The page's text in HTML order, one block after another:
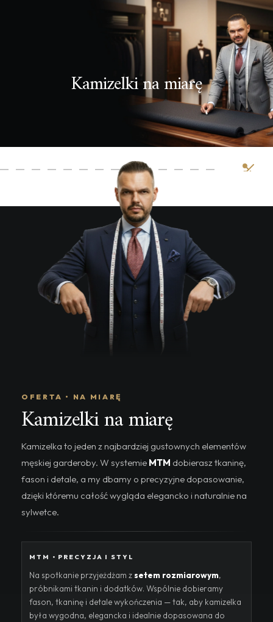
Kamizelki na miarę
OFERTA • NA MIARĘ
Kamizelki na miarę
Kamizelka to jeden z najbardziej gustownych elementów
męskiej garderoby. W systemie MTM dobierasz tkaninę,
fason i detale, a my dbamy o precyzyjne dopasowanie,
dzięki któremu całość wygląda elegancko i naturalnie na
sylwetce.
MTM • PRECYZJA I STYL
Na spotkanie przyjeżdżam zsetem rozmiarowym,
próbnikami tkanin i dodatków. Wspólnie dobieramy
fason, tkaninę i detale wykończenia — tak, aby kamizelka
była wygodna, elegancka i idealnie dopasowana do